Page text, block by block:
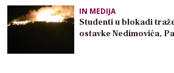
IN MEDIJA
Studenti u blokadi
ostavke Nedimovića,